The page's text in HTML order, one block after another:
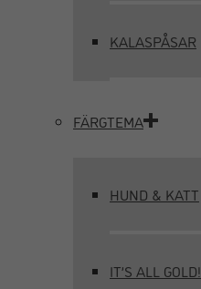
KALASPÅSAR
FÄRGTEMA
HUND & KATT
IT’S ALL GOLD!